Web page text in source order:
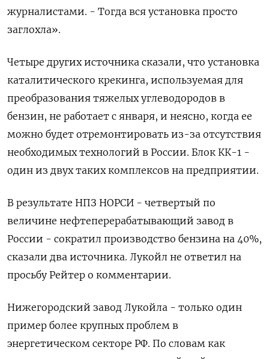
журналистами. - Тогда вся установка просто
заглохла».
Четыре других источника сказали, что установка
каталитического крекинга, используемая для
преобразования тяжелых углеводородов в
бензин, не работает с января, и неясно, когда ее
можно будет отремонтировать из-за отсутствия
необходимых технологий в России. Блок КК-1 -
один из двух таких комплексов на предприятии.
В результате НПЗ НОРСИ - четвертый по
величине нефтеперерабатывающий завод в
России - сократил производство бензина на 40%,
сказали два источника. Лукойл не ответил на
просьбу Рейтер о комментарии.
Нижегородский завод Лукойла - только один
пример более крупных проблем в
энергетическом секторе РФ. По словам как